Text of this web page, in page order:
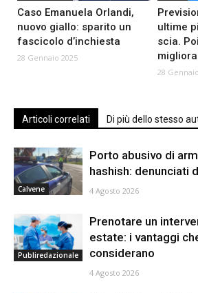
Caso Emanuela Orlandi,
nuovo giallo: sparito un
fascicolo d’inchiesta
28 Gennaio 2025
ultime
scia.
28
Articoli correlati Di più dello stesso
Calvene
Porto abusivo di
hashish: denunciati
4 Agosto 2026
Publiredazionale
Prenotare un
estate: i vantaggi
considerano
4 Agosto 2026